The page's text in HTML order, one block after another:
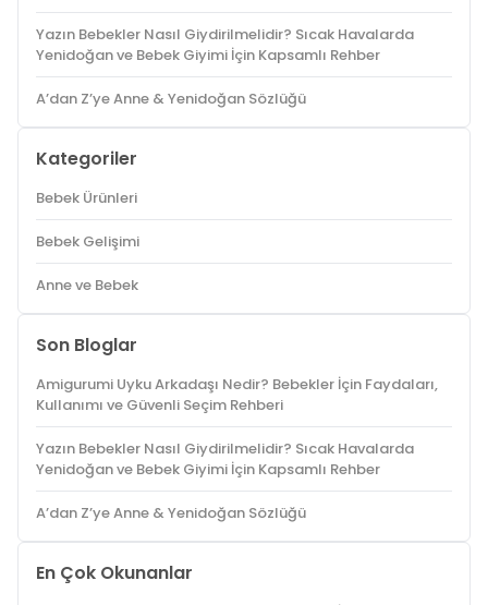
Yazın Bebekler Nasıl Giydirilmelidir? Sıcak Havalarda
Yenidoğan ve Bebek Giyimi İçin Kapsamlı Rehber
A’dan Z’ye Anne & Yenidoğan Sözlüğü
Kategoriler
Bebek Ürünleri
Bebek Gelişimi
Anne ve Bebek
Son Bloglar
Amigurumi Uyku Arkadaşı Nedir? Bebekler İçin Faydaları,
Kullanımı ve Güvenli Seçim Rehberi
Yazın Bebekler Nasıl Giydirilmelidir? Sıcak Havalarda
Yenidoğan ve Bebek Giyimi İçin Kapsamlı Rehber
A’dan Z’ye Anne & Yenidoğan Sözlüğü
En Çok Okunanlar